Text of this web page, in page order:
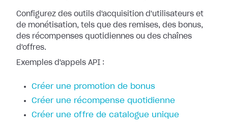
Configurez des outils d'acquisition d'utilisateurs et
de monétisation, tels que des remises, des bonus,
des récompenses quotidiennes ou des chaînes
d'offres.
Exemples d'appels API :
Créer une promotion de bonus
Créer une récompense quotidienne
Créer une offre de catalogue unique